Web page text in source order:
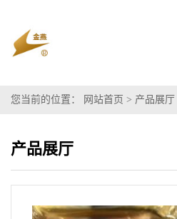
您当前的位置： 网站首页 > 产品展厅
产品展厅